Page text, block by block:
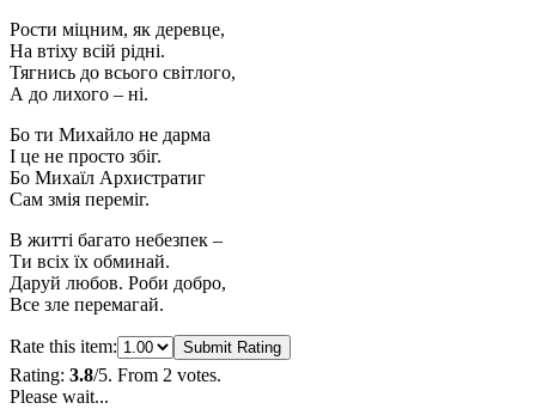
Рости міцним, як деревце,
На втіху всій рідні.
Тягнись до всього світлого,
А до лихого – ні.
Бо ти Михайло не дарма
І це не просто збіг.
Бо Михаїл Архистратиг
Сам змія переміг.
В житті багато небезпек –
Ти всіх їх обминай.
Даруй любов. Роби добро,
Все зле перемагай.
Rate this item: Submit Rating
Rating: 3.8/5. From 2 votes.
Please wait...